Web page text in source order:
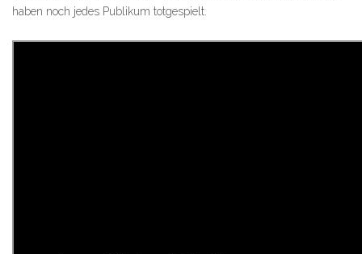
haben noch jedes Publikum totgespielt.